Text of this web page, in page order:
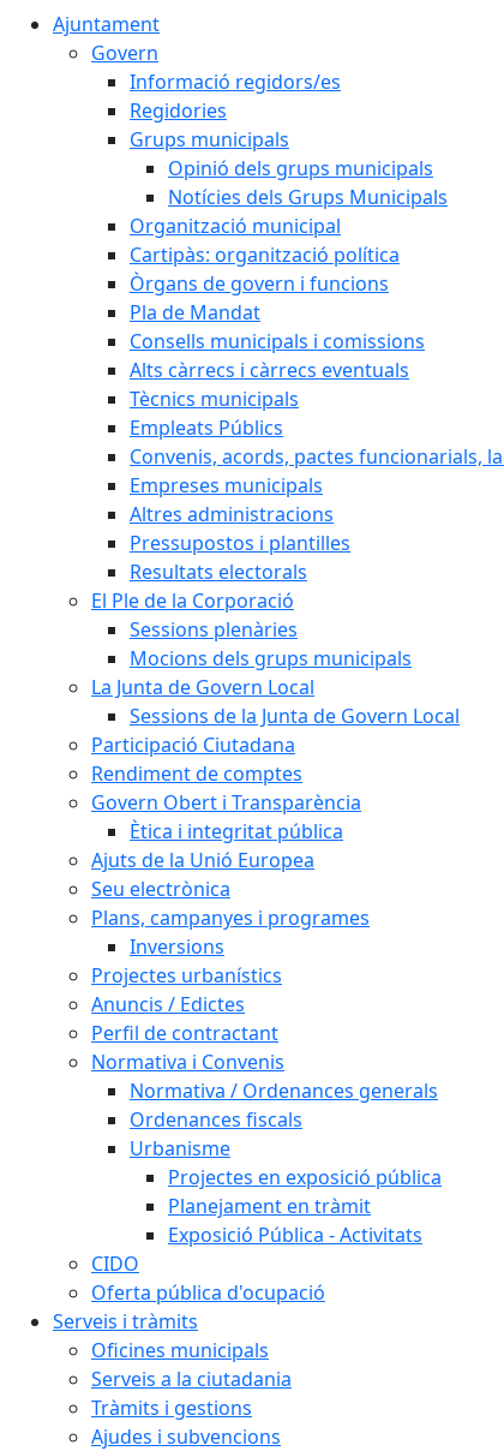
Ajuntament
Govern
Informació regidors/es
Regidories
Grups municipals
Opinió dels grups municipals
Notícies dels Grups Municipals
Organització municipal
Cartipàs: organització política
Òrgans de govern i funcions
Pla de Mandat
Consells municipals i comissions
Alts càrrecs i càrrecs eventuals
Tècnics municipals
Empleats Públics
Convenis, acords, pactes funcionarials,
Empreses municipals
Altres administracions
Pressupostos i plantilles
Resultats electorals
El Ple de la Corporació
Sessions plenàries
Mocions dels grups municipals
La Junta de Govern Local
Sessions de la Junta de Govern Local
Participació Ciutadana
Rendiment de comptes
Govern Obert i Transparència
Ètica i integritat pública
Ajuts de la Unió Europea
Seu electrònica
Plans, campanyes i programes
Inversions
Projectes urbanístics
Anuncis / Edictes
Perfil de contractant
Normativa i Convenis
Normativa / Ordenances generals
Ordenances fiscals
Urbanisme
Projectes en exposició pública
Planejament en tràmit
Exposició Pública - Activitats
CIDO
Oferta pública d'ocupació
Serveis i tràmits
Oficines municipals
Serveis a la ciutadania
Tràmits i gestions
Ajudes i subvencions